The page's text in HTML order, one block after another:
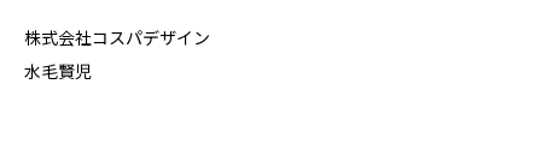
株式会社コスパデザイン
水毛賢児